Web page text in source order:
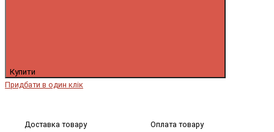
Купити
Придбати в один клік
Доставка товару
Оплата товару